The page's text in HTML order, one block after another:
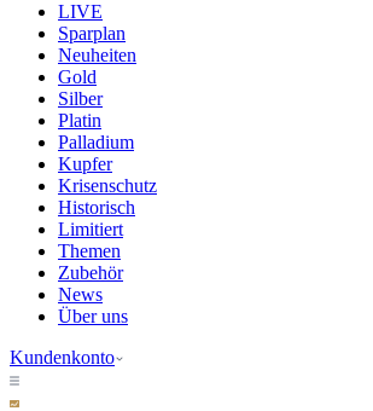
LIVE
Sparplan
Neuheiten
Gold
Silber
Platin
Palladium
Kupfer
Krisenschutz
Historisch
Limitiert
Themen
Zubehör
News
Über uns
Kundenkonto